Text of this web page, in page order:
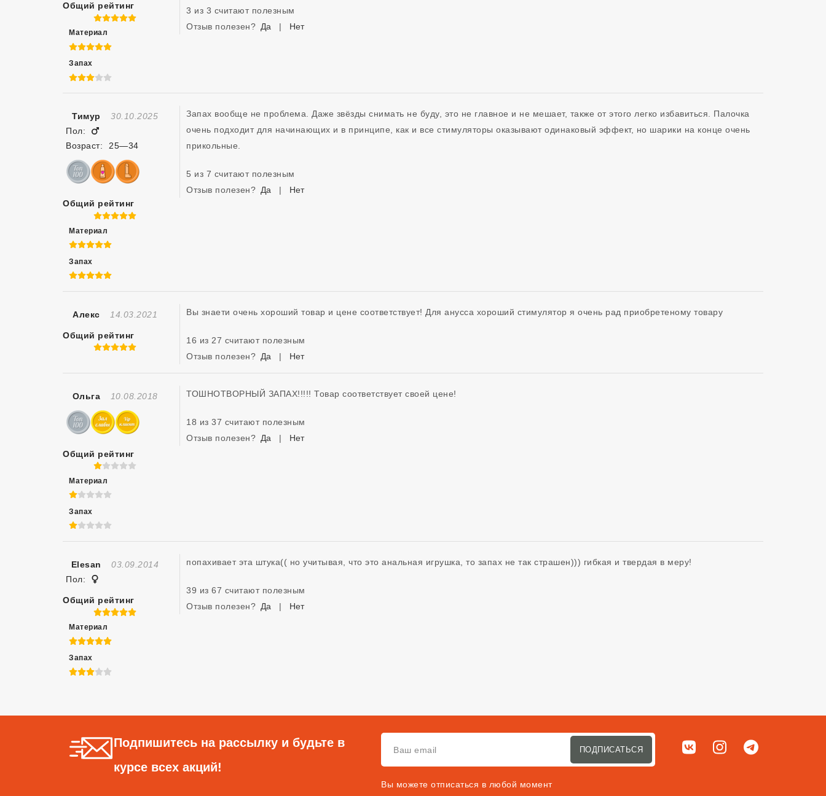
Общий рейтинг
5 из 5
Материал
5 из 5
Запах
3 из 5
3 из 3 считают полезным
Отзыв полезен? Да | Нет
Тимур Отзыв Создан
30.10.2025
Пол:
Возраст:
25—34
Общий рейтинг
5 из 5
Материал
5 из 5
Запах
5 из 5
Запах вообще не проблема. Даже звёзды снимать не буду, это не главное и не мешает, также от этого легко избавиться. Палочка
очень подходит для начинающих и в принципе, как и все стимуляторы оказывают одинаковый эффект, но шарики на конце очень
прикольные.
5 из 7 считают полезным
Отзыв полезен? Да | Нет
Алекс Отзыв Создан
14.03.2021
Общий рейтинг
5 из 5
Вы знаети очень хороший товар и цене соответствует! Для анусса хороший стимулятор я очень рад приобретеному товару
16 из 27 считают полезным
Отзыв полезен? Да | Нет
Ольга Отзыв Создан
10.08.2018
Общий рейтинг
1 из 5
Материал
1 из 5
Запах
1 из 5
ТОШНОТВОРНЫЙ ЗАПАХ!!!!! Товар соответствует своей цене!
18 из 37 считают полезным
Отзыв полезен? Да | Нет
Elesan Отзыв Создан
03.09.2014
Пол:
Общий рейтинг
5 из 5
Материал
5 из 5
Запах
3 из 5
попахивает эта штука(( но учитывая, что это анальная игрушка, то запах не так страшен))) гибкая и твердая в меру!
39 из 67 считают полезным
Отзыв полезен? Да | Нет
Подпишитесь на рассылку и будьте в
курсе всех акций!
ПОДПИСАТЬСЯ
Вы можете отписаться в любой момент
Мы в соц. сетях
ВКонтактеInstagramTelegram